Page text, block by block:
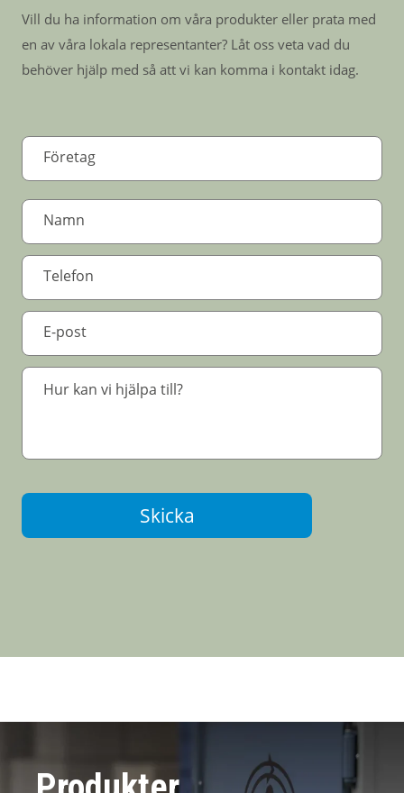
Vill du ha information om våra produkter eller prata med
en av våra lokala representanter? Låt oss veta vad du
behöver hjälp med så att vi kan komma i kontakt idag.
Skicka